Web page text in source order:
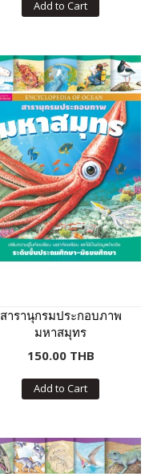
Add to Cart
สารานุกรมประกอบภาพ
มหาสมุทร
150.00 THB
Add to Cart